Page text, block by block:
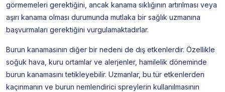
görmemeleri gerektiğini, ancak kanama sıklığının artırılması veya
aşırı kanama olması durumunda mutlaka bir sağlık uzmanına
başvurmaları gerektiğini vurgulamaktadırlar.
Burun kanamasının diğer bir nedeni de dış etkenlerdir. Özellikle
soğuk hava, kuru ortamlar ve alerjenler, hamilelik döneminde
burun kanamasını tetikleyebilir. Uzmanlar, bu tür etkenlerden
kaçınmanın ve burun nemlendirici spreylerin kullanılmasının